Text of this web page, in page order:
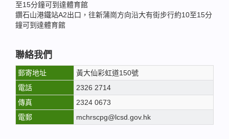
至15分鐘可到達體育館
鑽石山港鐵站A2出口，往新蒲崗方向沿大有街步行約10至15分
鐘可到達體育館
聯絡我們
郵寄地址
黃大仙彩虹道150號
電話
2326 2714
傳真
2324 0673
電郵
mchrscpg@lcsd.gov.hk